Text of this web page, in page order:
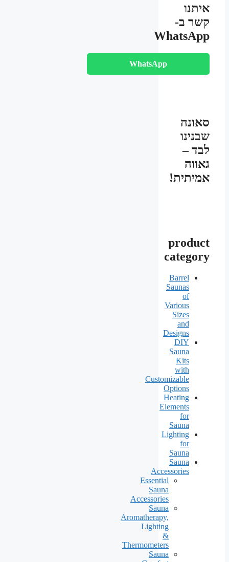
איתנו
קשר ב-
WhatsApp
WhatsApp
סאונה
שבנינו
לבד –
גאווה
אמיתית!
product
category
Barrel
Saunas
of
Various
Sizes
and
Designs
DIY
Sauna
Kits
with
Customizable
Options
Heating
Elements
for
Sauna
Lighting
for
Sauna
Sauna
Accessories
Essential
Sauna
Accessories
Sauna
Aromatherapy,
Lighting
&
Thermometers
Sauna